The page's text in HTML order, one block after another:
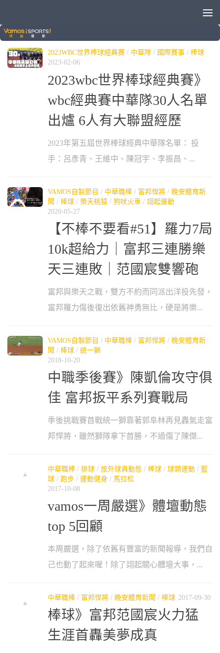
標籤：范國宸
2023WBC世界棒球經典賽 / 中華隊 / 國際賽事 / 棒球
2023-02-06
2023wbc世界棒球經典賽》
wbc經典賽中華隊30人名單
出爐 6人有大聯盟經歷
2023年第五屆世界棒球經典中華隊名單： 投
手：呂彥青、王維中、陳冠宇、李振昌、...
VAMOS自製節目 / 中華職棒 / 富邦悍將 / 晚安體育新
聞 / 棒球 / 樂天桃猿 / 狗吠火車 / 翊起運動
2020-05-27
【不棒不要看#51】羅力7局
10k超給力｜富邦三連勝樂
天三連敗｜范國宸雙響砲
富邦與樂天之戰，雙方不約而同派出洋投先發，
富邦羅力傷後復出依舊神勇無比，硬是將樂...
VAMOS自製節目 / 中華職棒 / 富邦悍將 / 晚安體育新
聞 / 棒球 / 統一獅
2018-10-20
中職季後賽》陳凱倫攻守俱
佳 富邦扳平系列賽戰局
季後挑戰賽首戰統一獅靠著郭阜林再見轟氣走富
邦悍將，雖然獅隊拿下首勝，不過傷了陳傑...
中華職棒 / 排球 / 旅外球員動態 / 棒球 / 球類運動 / 籃
球 / 跑步 / 運動健身 / 馬拉松
2017-10-08
vamos一周嚴選》體壇動態
top 5回顧
本周嚴選，除了依舊有豐富的新聞報導，我們自
己也動了起來喔！除了翊起關心體壇大事，...
中華職棒 / 富邦悍將 / 晚安體育新聞 / 棒球 2017-09-30
棒球》富邦范國宸火力猛
生涯首轟美夢成真